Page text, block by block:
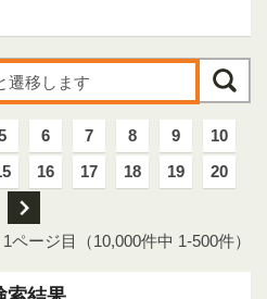
6 7 8 9
10
16 17 18 19
20
次
1ページ目（10,000件中 1-500件）